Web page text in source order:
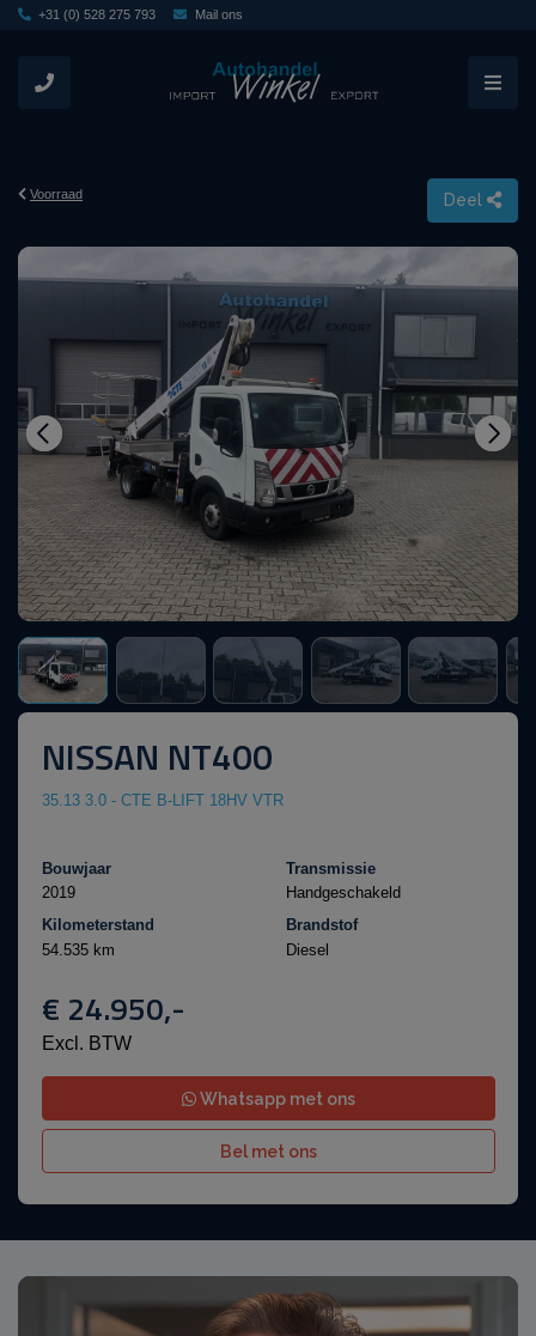
+31 (0) 528 275 793 Mail ons
Voorraad Deel
NISSAN NT400
35.13 3.0 - CTE B-LIFT 18HV VTR
Bouwjaar
2019
Transmissie
Handgeschakeld
Kilometerstand
54.535 km
Brandstof
Diesel
€ 24.950,-
Excl. BTW
Whatsapp met ons
Bel met ons